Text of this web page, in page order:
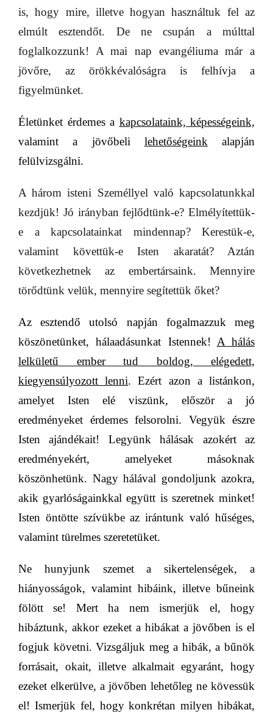
is, hogy mire, illetve hogyan használtuk fel az
elmúlt esztendőt. De ne csupán a múlttal
foglalkozzunk! A mai nap evangéliuma már a
jövőre, az örökkévalóságra is felhívja a
figyelmünket.
Életünket érdemes a kapcsolataink, képességeink,
valamint a jövőbeli lehetőségeink alapján
felülvizsgálni.
A három isteni Személlyel való kapcsolatunkkal
kezdjük! Jó irányban fejlődtünk-e? Elmélyítettük-
e a kapcsolatainkat mindennap? Kerestük-e,
valamint követtük-e Isten akaratát? Aztán
következhetnek az embertársaink. Mennyire
törődtünk velük, mennyire segítettük őket?
Az esztendő utolsó napján fogalmazzuk meg
köszönetünket, hálaadásunkat Istennek! A hálás
lelkületű ember tud boldog, elégedett,
kiegyensúlyozott lenni. Ezért azon a listánkon,
amelyet Isten elé viszünk, először a jó
eredményeket érdemes felsorolni. Vegyük észre
Isten ajándékait! Legyünk hálásak azokért az
eredményekért, amelyeket másoknak
köszönhetünk. Nagy hálával gondoljunk azokra,
akik gyarlóságainkkal együtt is szeretnek minket!
Isten öntötte szívükbe az irántunk való hűséges,
valamint türelmes szeretetüket.
Ne hunyjunk szemet a sikertelenségek, a
hiányosságok, valamint hibáink, illetve bűneink
fölött se! Mert ha nem ismerjük el, hogy
hibáztunk, akkor ezeket a hibákat a jövőben is el
fogjuk követni. Vizsgáljuk meg a hibák, a bűnök
forrásait, okait, illetve alkalmait egyaránt, hogy
ezeket elkerülve, a jövőben lehetőleg ne kövessük
el! Ismerjük fel, hogy konkrétan milyen hibákat,